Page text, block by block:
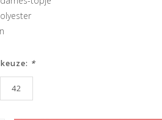
*
42